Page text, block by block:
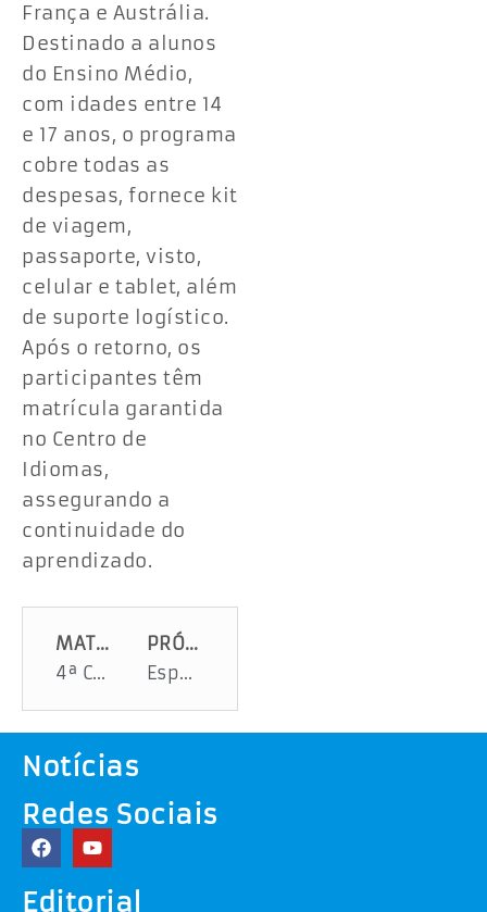
França e Austrália.
Destinado a alunos
do Ensino Médio,
com idades entre 14
e 17 anos, o programa
cobre todas as
despesas, fornece kit
de viagem,
passaporte, visto,
celular e tablet, além
de suporte logístico.
Após o retorno, os
participantes têm
matrícula garantida
no Centro de
Idiomas,
assegurando a
continuidade do
aprendizado.
MATÉRIA ANTERIOR
4ª Conferência Estadual dos Direitos Humanos fortalece proteção social e define propostas para etapa nacional
PRÓXIMA MATÉRIA
Espaços de amamentação e fraldário garantem conforto e cuidado para mães e filhos na Vila da Criança
Notícias
Redes Sociais
Editorial